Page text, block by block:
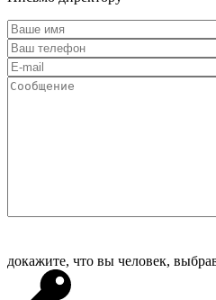
докажите, что вы человек,